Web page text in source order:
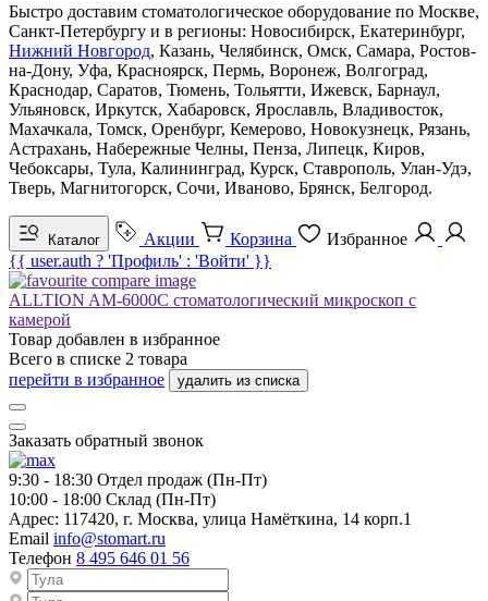
Быстро доставим стоматологическое оборудование по Москве,
Санкт-Петербургу и в регионы: Новосибирск, Екатеринбург,
Нижний Новгород, Казань, Челябинск, Омск, Самара, Ростов-
на-Дону, Уфа, Красноярск, Пермь, Воронеж, Волгоград,
Краснодар, Саратов, Тюмень, Тольятти, Ижевск, Барнаул,
Ульяновск, Иркутск, Хабаровск, Ярославль, Владивосток,
Махачкала, Томск, Оренбург, Кемерово, Новокузнецк, Рязань,
Астрахань, Набережные Челны, Пенза, Липецк, Киров,
Чебоксары, Тула, Калининград, Курск, Ставрополь, Улан-Удэ,
Тверь, Магнитогорск, Сочи, Иваново, Брянск, Белгород.
Каталог Акции Корзина
Избранное
{{ user.auth ? 'Профиль' : 'Войти' }}
ALLTION AM-6000C стоматологический микроскоп с
камерой
Товар добавлен в избранное
Всего в списке 2 товара
перейти в избранное
удалить из списка
Заказать обратный звонок
9:30 - 18:30 Отдел продаж (Пн-Пт)
10:00 - 18:00 Склад (Пн-Пт)
Адрес: 117420, г. Москва, улица Намёткина, 14 корп.1
Email info@stomart.ru
Телефон 8 495 646 01 56